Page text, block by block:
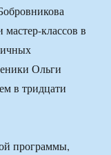
мастер-классов в
Ольги
в тридцати
программы,